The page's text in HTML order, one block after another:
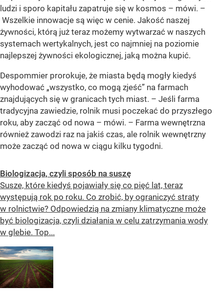
ludzi i sporo kapitału zapatruje się w kosmos – mówi. –
Wszelkie innowacje są więc w cenie. Jakość naszej
żywności, którą już teraz możemy wytwarzać w naszych
systemach wertykalnych, jest co najmniej na poziomie
najlepszej żywności ekologicznej, jaką można kupić.
Despommier prorokuje, że miasta będą mogły kiedyś
wyhodować „wszystko, co mogą zjeść” na farmach
znajdujących się w granicach tych miast. – Jeśli farma
tradycyjna zawiedzie, rolnik musi poczekać do przyszłego
roku, aby zacząć od nowa – mówi. – Farma wewnętrzna
również zawodzi raz na jakiś czas, ale rolnik wewnętrzny
może zacząć od nowa w ciągu kilku tygodni.
Biologizacja, czyli sposób na suszę
Susze, które kiedyś pojawiały się co pięć lat, teraz
występują rok po roku. Co zrobić, by ograniczyć straty
w rolnictwie? Odpowiedzią na zmiany klimatyczne może
być biologizacja, czyli działania w celu zatrzymania wody
w glebie. Top...